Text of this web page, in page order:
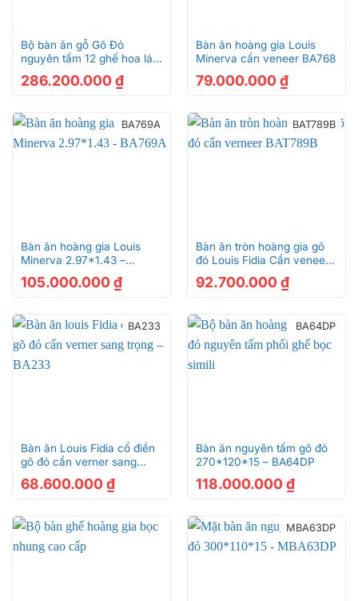
Bộ bàn ăn gỗ Gõ Đỏ
nguyên tấm 12 ghế hoa lá
286.200.000 ₫
Bàn ăn hoàng gia Louis
Minerva cẩn veneer BA768
79.000.000 ₫
BA769A
Bàn ăn hoàng gia Louis
Minerva 2.97*1.43 –
105.000.000 ₫
BAT789B
Bàn ăn tròn hoàng gia gõ
đỏ Louis Fidia Cẩn veneer
92.700.000 ₫
BA233
Bàn ăn Louis Fidia cổ điển
gõ đỏ cẩn verner sang
68.600.000 ₫
BA64DP
Bàn ăn nguyên tấm gõ đỏ
270*120*15 – BA64DP
118.000.000 ₫
MBA63DP